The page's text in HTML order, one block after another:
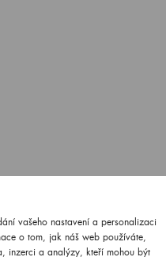
vašeho nastavení a personalizaci
o tom, jak náš web používáte,
inzerci a analýzy, kteří mohou být